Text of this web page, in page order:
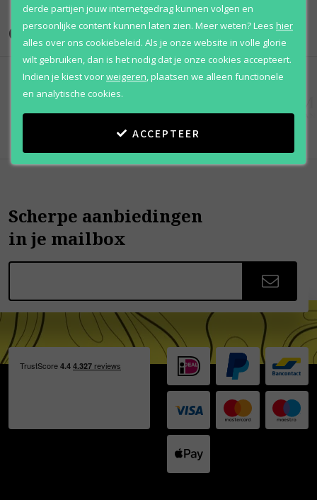
Onze merken
Scherpe aanbiedingen
in je mailbox
derde partijen jouw internetgedrag kunnen volgen en
persoonlijke content kunnen laten zien. Meer weten?Lees hier
alles over ons cookiebeleid. Als je onze website in volle glorie
wilt gebruiken, dan is het nodig dat je onze cookies accepteert.
Indien je kiest voorweigeren plaatsen we alleen functionele
en analytische cookies.
ACCEPTEER